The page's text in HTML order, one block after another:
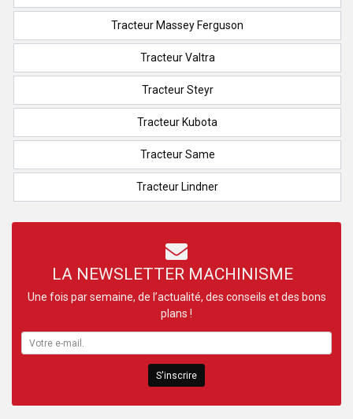
Tracteur Massey Ferguson
Tracteur Valtra
Tracteur Steyr
Tracteur Kubota
Tracteur Same
Tracteur Lindner
LA NEWSLETTER MACHINISME
Une fois par semaine, de l’actualité, des conseils et des bons
plans !
S'inscrire